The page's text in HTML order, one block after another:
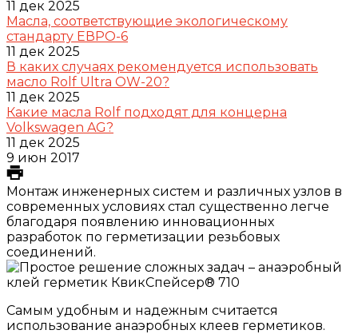
11 дек 2025
Масла, соответствующие экологическому
стандарту ЕВРО-6
11 дек 2025
В каких случаях рекомендуется использовать
масло Rolf Ultra OW-20?
11 дек 2025
Какие масла Rolf подходят для концерна
Volkswagen AG?
11 дек 2025
9 июн 2017
Монтаж инженерных систем и различных узлов в
современных условиях стал существенно легче
благодаря появлению инновационных
разработок по герметизации резьбовых
соединений.
Самым удобным и надежным считается
использование анаэробных клеев герметиков.